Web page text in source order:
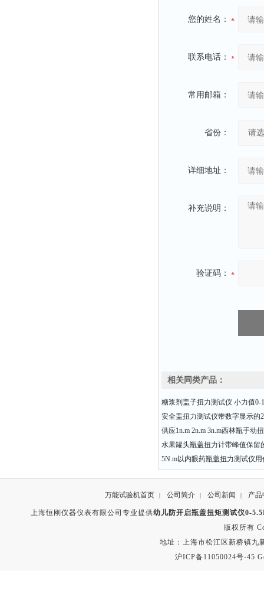
您的姓名：
联系电话：
常用邮箱：
省份：
详细地址：
补充说明：
验证码：
相关同类产品：
糖浆剂盖子扭力测试仪 小力值0-
安全盖扭力测试仪带数字显示的
供应1n.m 2n.m 3n.m西林瓶手动
水果罐头瓶盖扭力计带峰值保留
5N.m以内眼药瓶盖扭力测试仪
万能试验机首页 | 公司简介 | 公司新闻 | 产品
上海恒刚仪器仪表有限公司专业提供幼儿防开启瓶盖扭矩测试仪0-
版权所有
地址：上海市松江区新桥镇九
沪ICP备11050024号-45